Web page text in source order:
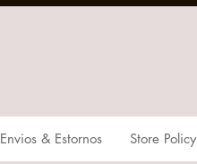
Envios & Estornos Store Policy